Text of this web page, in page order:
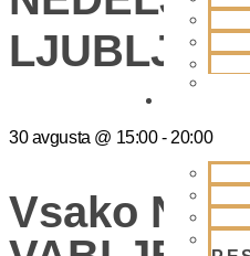
30 avgusta @ 15:00 - 20:00
Vsako